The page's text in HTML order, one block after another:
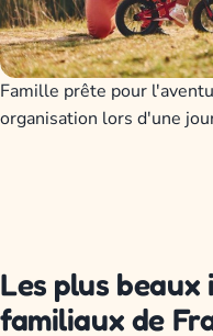
Famille prête pour
organisation lors d'une
Les plus
familiaux de